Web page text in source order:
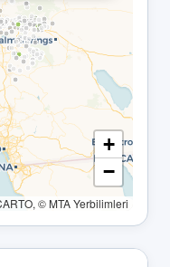
+
−
© MTA Yerbilimleri